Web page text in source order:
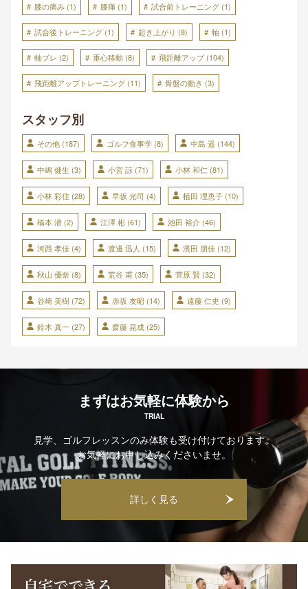
膝の痛み (1) 膝痛 (1) 試合前トレーニング (1)
試合後トレーニング (1) 起き上がり (8) 軸 (1)
軸ブレ (2) 重心移動 (8) 飛距離アップ(104)
飛距離アップトレーニング (11) 骨盤の動き (3)
スタッフ別
その他 (187) ゴルフ食事学 (8) 中島 遥 (144)
中嶋 健生 (3) 小宮 諒 (71) 小林 和仁 (81)
小林 彩佳 (28) 早坂 光司 (4) 植田 理恵子 (10)
橋本 潜 (2) 江澤 彬 (61) 池田 裕介 (46)
河西 孝佳 (4) 渡邊 迅人 (15) 濱田 朋佳 (12)
秋山 優奈 (8) 荒谷 甫 (35) 菅原 賢 (32)
谷崎 美樹 (72) 赤坂 友昭 (14) 遠藤 仁史 (9)
鈴木 真一 (27) 齋藤 晃成 (25)
まずはお気軽に体験から
TRIAL
見学、ゴルフレッスンのみ体験も受け付けております。
お気軽にお申し込みくださいませ。
詳しく見る